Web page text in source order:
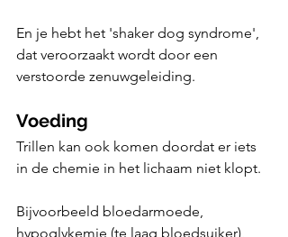
En je hebt het 'shaker dog syndrome',
dat veroorzaakt wordt door een
verstoorde zenuwgeleiding.
Voeding
Trillen kan ook komen doordat er iets
in de chemie in het lichaam niet klopt.
Bijvoorbeeld bloedarmoede,
hypoglykemie (te laag bloedsuiker),